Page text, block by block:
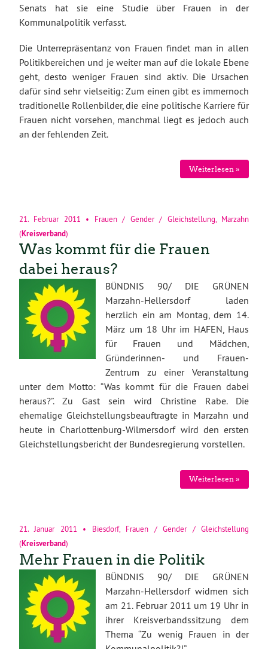
Senats hat sie eine Studie über Frauen in der
Kommunalpolitik verfasst.
Die Unterrepräsentanz von Frauen findet man in allen
Politikbereichen und je weiter man auf die lokale Ebene
geht, desto weniger Frauen sind aktiv. Die Ursachen
dafür sind sehr vielseitig: Zum einen gibt es immernoch
traditionelle Rollenbilder, die eine politische Karriere für
Frauen nicht vorsehen, manchmal liegt es jedoch auch
an der fehlenden Zeit.
Weiterlesen »
21. Februar 2011 • Frauen / Gender / Gleichstellung
Marzahn
(Kreisverband)
Was kommt für die Frauen
dabei heraus?
BÜNDNIS 90/ DIE GRÜNEN
Marzahn-Hellersdorf laden
herzlich ein am Montag, dem 14.
März um 18 Uhr im HAFEN, Haus
für Frauen und Mädchen,
Gründerinnen- und Frauen-
Zentrum zu einer Veranstaltung
unter dem Motto: “Was kommt für die Frauen dabei
heraus?”. Zu Gast sein wird Christine Rabe. Die
ehemalige Gleichstellungsbeauftragte in Marzahn und
heute in Charlottenburg-Wilmersdorf wird den ersten
Gleichstellungsbericht der Bundesregierung vorstellen.
Weiterlesen »
21. Januar 2011 • Biesdorf, Frauen / Gender / Gleichstellung
(Kreisverband)
Mehr Frauen in die Politik
BÜNDNIS 90/ DIE GRÜNEN
Marzahn-Hellersdorf widmen sich
am 21. Februar 2011 um 19 Uhr in
ihrer Kreisverbandssitzung dem
Thema “Zu wenig Frauen in der